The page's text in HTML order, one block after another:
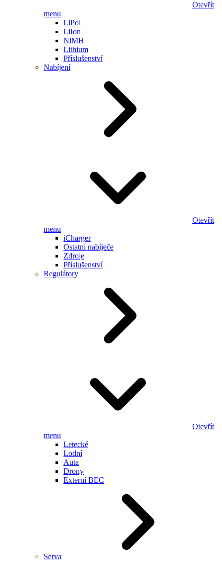
Otevřít
menu
LiPol
LiIon
NiMH
Lithium
Příslušenství
Nabíjení
Otevřít
menu
iCharger
Ostatní nabíječe
Zdroje
Příslušenství
Regulátory
Otevřít
menu
Letecké
Lodní
Auta
Drony
Externí BEC
Serva